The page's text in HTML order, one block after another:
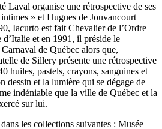
Laval organise une rétrospective de ses
» et Hugues de Jouvancourt
Iacurto est fait Chevalier de l’Ordre
et en 1991, il préside le
de Québec alors que,
de Sillery présente une rétrospective
huiles, pastels, crayons, sanguines et
dessin et la lumière qui se dégage de
indéniable que la ville de Québec et la
sur lui.
les collections suivantes : Musée